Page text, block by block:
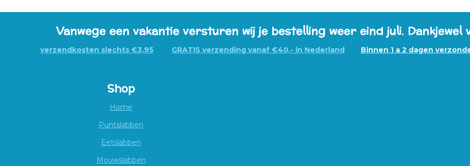
Vanwege een vakantie versturen wij je bestelling weer eind juli. Dankjewel
verzendkosten slechts €3,95 GRATIS verzending vanaf €40,- in Nederland Binnen 1 a 2 dagen
Shop
Home
Puntslabben
Eetslabben
Mouwslabben